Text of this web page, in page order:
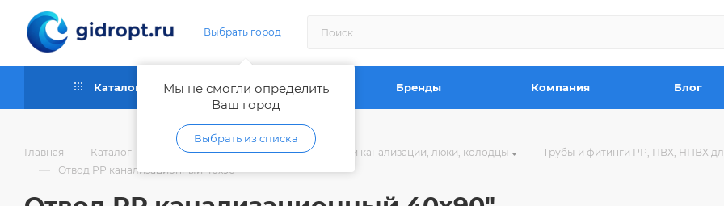
Выбрать город
Мы не смогли определить
Ваш город
Выбрать из списка
Каталог Как купить Бренды Компания Блог
Главная — Каталог Трубы и фитинги для водоотведения и канализации, люки, колодцы — Трубы и фитинги РР, ПВХ, НПВХ
— Отвод РР канализационный 40х90"